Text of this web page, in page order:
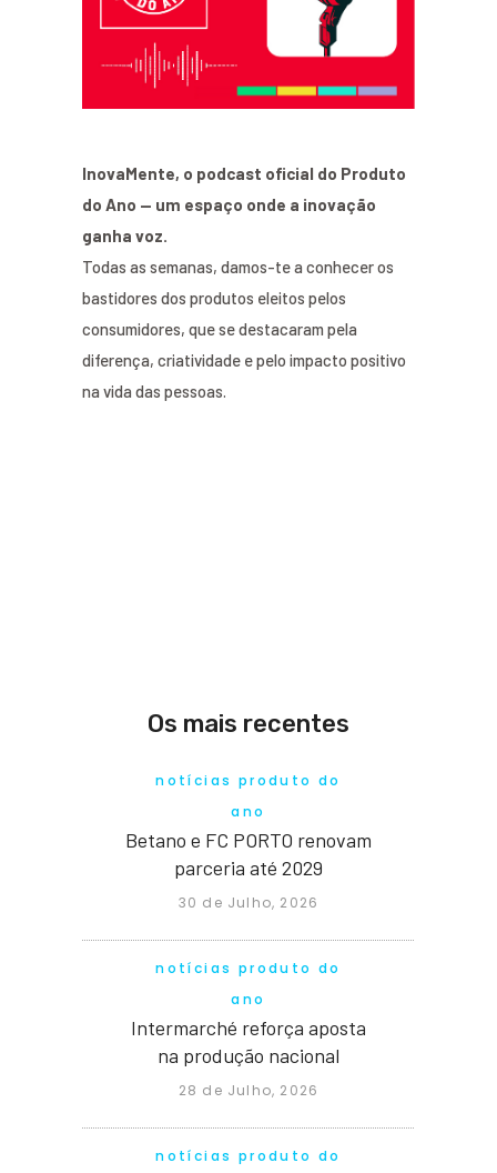
InovaMente, o podcast oficial do Produto
do Ano — um espaço onde a inovação
ganha voz.
Todas as semanas, damos-te a conhecer os
bastidores dos produtos eleitos pelos
consumidores, que se destacaram pela
diferença, criatividade e pelo impacto positivo
na vida das pessoas.
Os mais recentes
notícias produto do
ano
Betano e FC PORTO renovam
parceria até 2029
30 de Julho, 2026
notícias produto do
ano
Intermarché reforça aposta
na produção nacional
28 de Julho, 2026
notícias produto do